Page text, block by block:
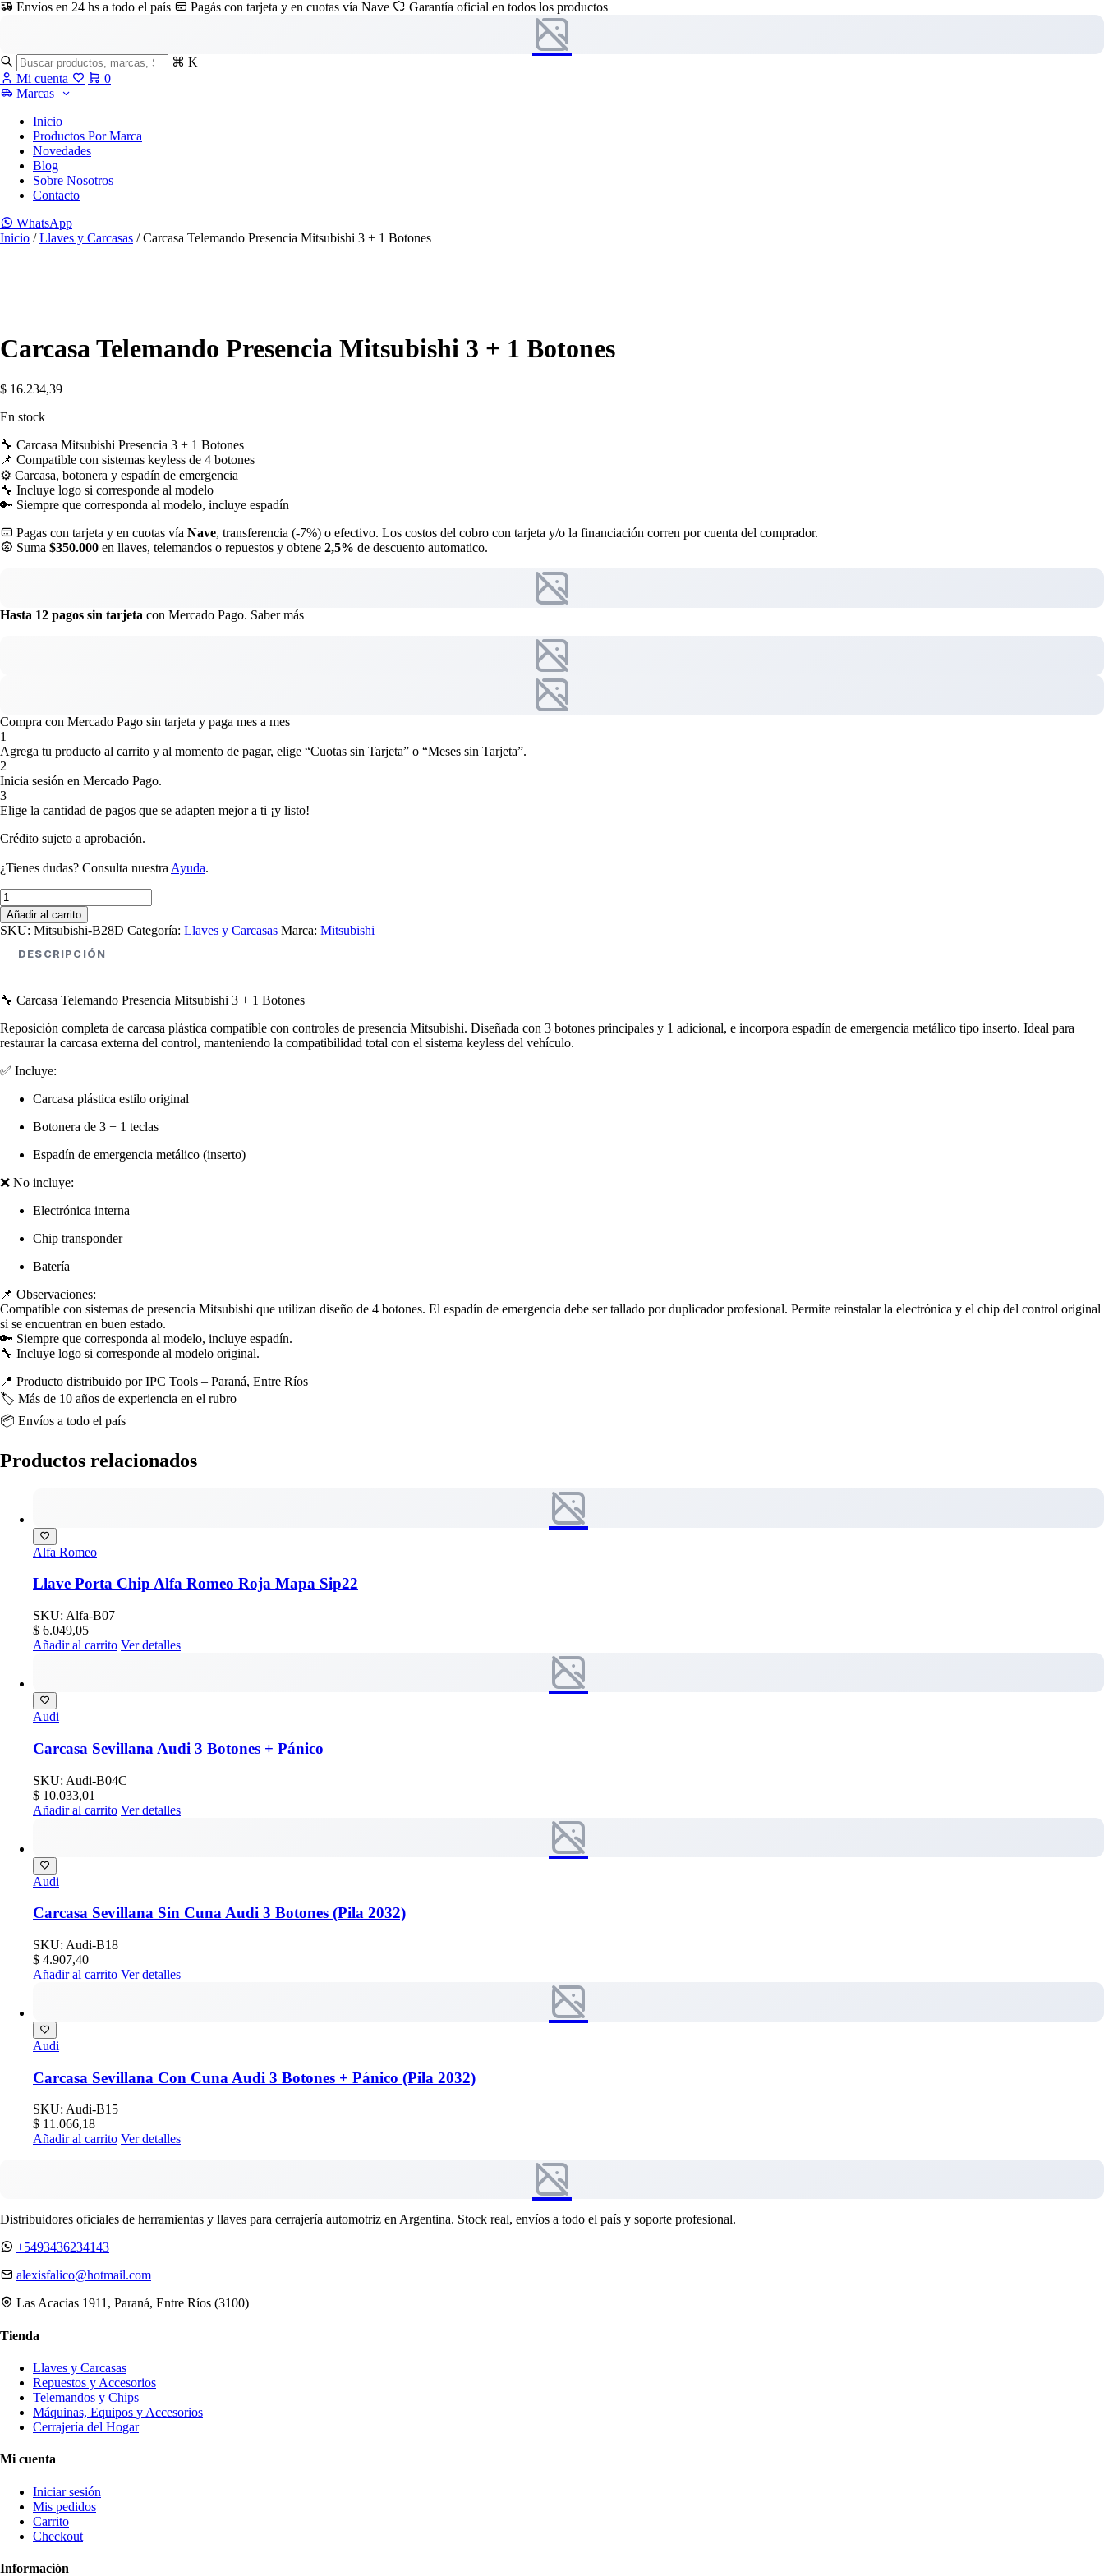
Envíos en 24 hs a todo el país Pagás con tarjeta y en cuotas vía Nave Garantía oficial en todos los productos
⌘ K
Mi cuenta
0
Marcas
Inicio
Productos Por Marca
Novedades
Blog
Sobre Nosotros
Contacto
WhatsApp
Inicio /Llaves y Carcasas / Carcasa Telemando Presencia Mitsubishi 3 + 1 Botones
Carcasa Telemando Presencia Mitsubishi 3 + 1 Botones
$ 16.234,39
En stock
🔧 Carcasa Mitsubishi Presencia 3 + 1 Botones
📌 Compatible con sistemas keyless de 4 botones
⚙️ Carcasa, botonera y espadín de emergencia
🔧 Incluye logo si corresponde al modelo
🔑 Siempre que corresponda al modelo, incluye espadín
Pagas con tarjeta y en cuotas vía Nave, transferencia (-7%) o efectivo. Los costos del cobro con tarjeta y/o la financiación corren por cuenta del comprador.
Suma $350.000 en llaves, telemandos o repuestos y obtene 2,5% de descuento automatico.
Hasta 12 pagos sin tarjeta con Mercado Pago. Saber más
Compra con Mercado Pago sin tarjeta y paga mes a mes
1
Agrega tu producto al carrito y al momento de pagar, elige “Cuotas sin Tarjeta” o “Meses sin Tarjeta”.
2
Inicia sesión en Mercado Pago.
3
Elige la cantidad de pagos que se adapten mejor a ti ¡y listo!
Crédito sujeto a aprobación.
¿Tienes dudas? Consulta nuestra Ayuda.
Carcasa
Telemando
Presencia
Mitsubishi
Botones
Añadir al carrito
SKU: Mitsubishi-B28D Categoría: Llaves y Carcasas Marca: Mitsubishi
DESCRIPCIÓN
🔧 Carcasa Telemando Presencia Mitsubishi 3 + 1 Botones
Reposición completa de carcasa plástica compatible con controles de presencia Mitsubishi. Diseñada con 3 botones principales y 1 adicional, e incorpora espadín de emergencia metálico tipo inserto. Ideal para
restaurar la carcasa externa del control, manteniendo la compatibilidad total con el sistema keyless del vehículo.
✅ Incluye:
Carcasa plástica estilo original
Botonera de 3 + 1 teclas
Espadín de emergencia metálico (inserto)
❌ No incluye:
Electrónica interna
Chip transponder
Batería
📌 Observaciones:
Compatible con sistemas de presencia Mitsubishi que utilizan diseño de 4 botones. El espadín de emergencia debe ser tallado por duplicador profesional. Permite reinstalar la electrónica y el chip del control original
si se encuentran en buen estado.
🔑 Siempre que corresponda al modelo, incluye espadín.
🔧 Incluye logo si corresponde al modelo original.
📍 Producto distribuido por IPC Tools – Paraná, Entre Ríos
🏷️ Más de 10 años de experiencia en el rubro
📦 Envíos a todo el país
Productos relacionados
Alfa Romeo
Llave Porta Chip Alfa Romeo Roja Mapa Sip22
SKU: Alfa-B07
$ 6.049,05
Añadir al carrito Ver detalles
Audi
Carcasa Sevillana Audi 3 Botones + Pánico
SKU: Audi-B04C
$ 10.033,01
Añadir al carrito Ver detalles
Audi
Carcasa Sevillana Sin Cuna Audi 3 Botones (Pila 2032)
SKU: Audi-B18
$ 4.907,40
Añadir al carrito Ver detalles
Audi
Carcasa Sevillana Con Cuna Audi 3 Botones + Pánico (Pila 2032)
SKU: Audi-B15
$ 11.066,18
Añadir al carrito Ver detalles
Distribuidores oficiales de herramientas y llaves para cerrajería automotriz en Argentina. Stock real, envíos a todo el país y soporte profesional.
+5493436234143
alexisfalico@hotmail.com
Las Acacias 1911, Paraná, Entre Ríos (3100)
Tienda
Llaves y Carcasas
Repuestos y Accesorios
Telemandos y Chips
Máquinas, Equipos y Accesorios
Cerrajería del Hogar
Mi cuenta
Iniciar sesión
Mis pedidos
Carrito
Checkout
Información